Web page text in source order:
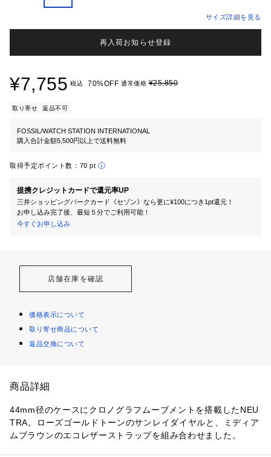
サイズ詳細を見る
再入荷お知らせ登録
¥7,755 税込 70%OFF 通常価格¥25,850
取り寄せ 返品不可
FOSSIL/WATCH STATION INTERNATIONAL
購入合計金額5,500円以上で送料無料
取得予定ポイント数： 70 pt
提携クレジットカードで還元率UP
三井ショッピングパークカード《セゾン》なら更に¥100につき1pt還元！
お申し込み完了後、最短５分でご利用可能！
今すぐお申し込み
店舗在庫を確認
価格表示について
取り寄せ商品について
返品交換について
商品詳細
44mm径のケースにクロノグラフムーブメントを搭載したNEU
TRA。ローズゴールドトーンのサンレイダイヤルと、ミディア
ムブラウンのエコレザーストラップを組み合わせました。